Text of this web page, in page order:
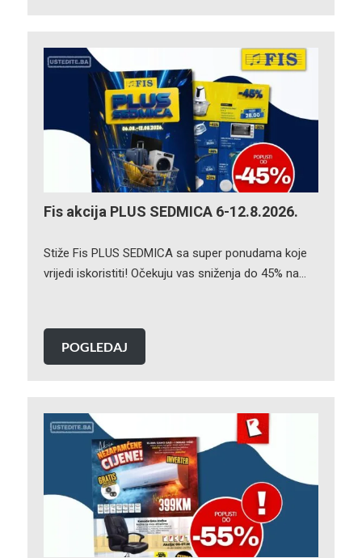
Fis akcija PLUS SEDMICA 6-12.8.2026.
Stiže Fis PLUS SEDMICA sa super ponudama koje
vrijedi iskoristiti! Očekuju vas sniženja do 45% na…
POGLEDAJ